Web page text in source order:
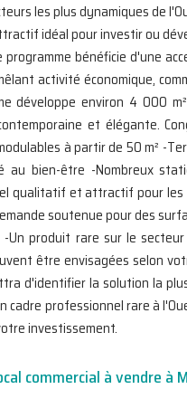
les plus dynamiques de
idéal pour investir ou
programme bénéficie d'une
activité économique,
développe environ 4 000
et élégante.
à partir de 50 m² -
au bien-être -Nombreux
qualitatif et attractif pour les
soutenue pour des
produit rare sur le secteur
être envisagées selon
d'identifier la solution la
professionnel rare à
investissement.
commercial à vendre à